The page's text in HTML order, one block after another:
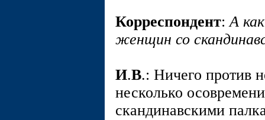
Корреспондент:А
женщин со
И.В.: Ничего против
несколько
скандинавскими